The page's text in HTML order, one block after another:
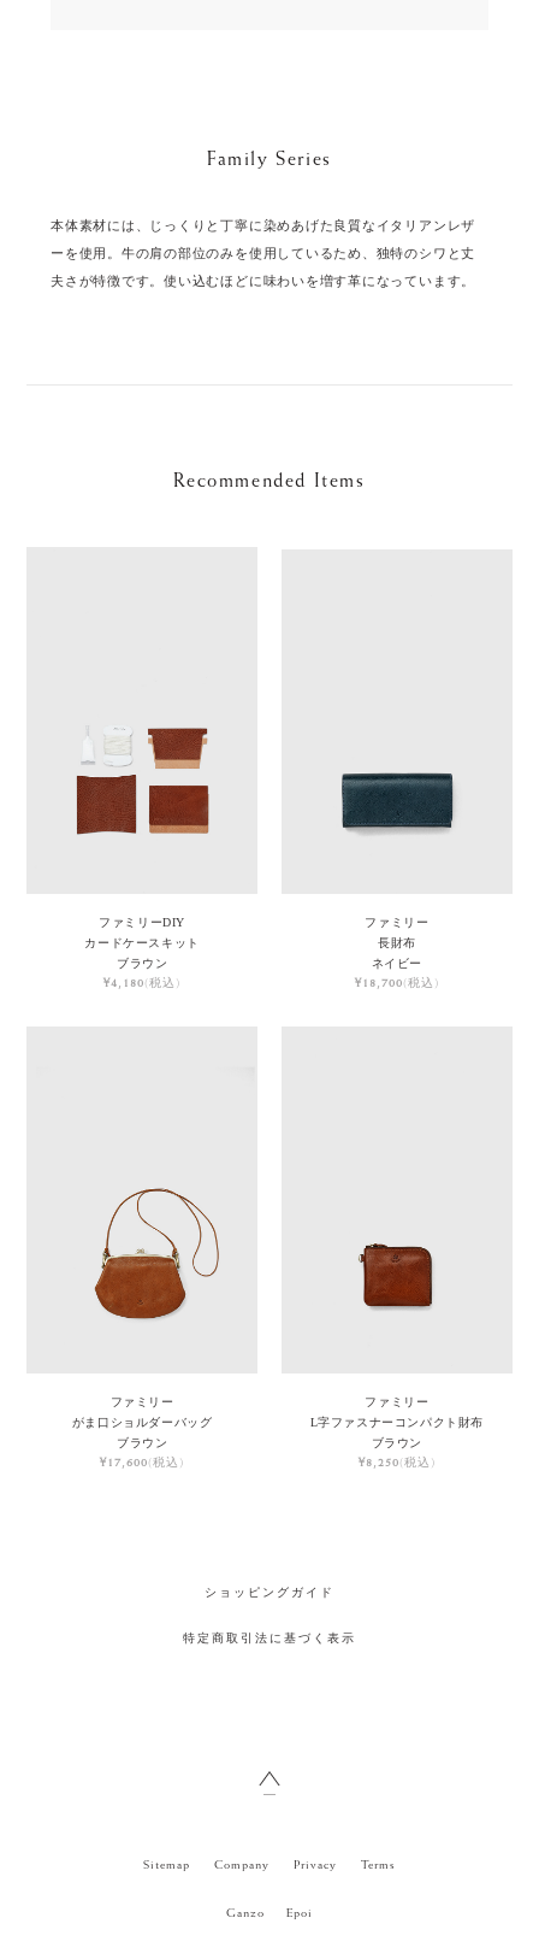
Family Series
本体素材には、じっくりと丁寧に染めあげた良質なイタリアンレザ
ーを使用。牛の肩の部位のみを使用しているため、独特のシワと丈
夫さが特徴です。使い込むほどに味わいを増す革になっています。
Recommended Items
ファミリーDIY
カードケースキット
ブラウン
¥4,180(税込)
ファミリー
長財布
ネイビー
¥18,700(税込)
ファミリー
がま口ショルダーバッグ
ブラウン
¥17,600(税込)
ファミリー
L字ファスナーコンパクト財布
ブラウン
¥8,250(税込)
ショッピングガイド
特定商取引法に基づく表示
Sitemap Company Privacy Terms
Ganzo Epoi